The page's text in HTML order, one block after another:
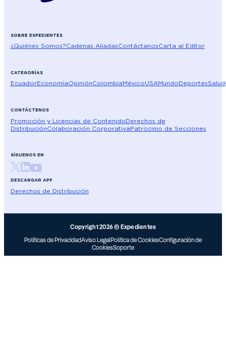
SOBRE EXPEDIENTES
¿Quiénes Somos?Cadenas AliadasContáctanosCarta al Editor
CATEGORÍAS
EcuadorEconomíaOpiniónColombiaMéxicoUSAMundoDeportesSalud
CONTÁCTENOS
Promoción y Licencias de ContenidoDerechos de
DistribuciónColaboración CorporativaPatrocinio de Secciones
SÍGUENOS EN
DESCARGAR APP
Derechos de Distribución
Copyright 2026 © Expedientes
Políticas de PrivacidadAviso LegalPolítica de CookiesConfiguración de
CookiesSoporte